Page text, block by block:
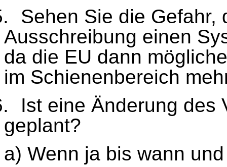
Sehen Sie die Gefahr,
Ausschreibung einen
da die EU dann
im Schienenbereich
Ist eine Änderung des
geplant?
a) Wenn ja bis wann